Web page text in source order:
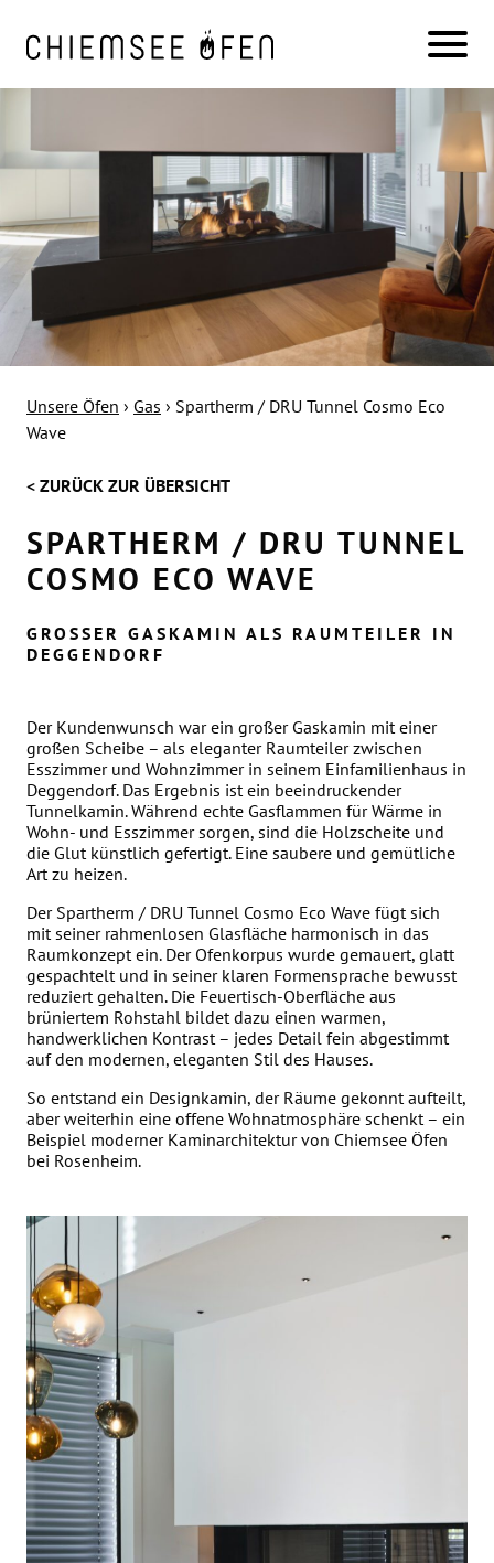
Unsere Öfen › Gas › Spartherm / DRU Tunnel Cosmo Eco
Wave
< ZURÜCK ZUR ÜBERSICHT
SPARTHERM / DRU TUNNEL
COSMO ECO WAVE
GROSSER GASKAMIN ALS RAUMTEILER IN D
EGGENDORF
Der Kundenwunsch war ein großer Gaskamin mit einer
großen Scheibe – als eleganter Raumteiler zwischen
Esszimmer und Wohnzimmer in seinem Einfamilienhaus in
Deggendorf. Das Ergebnis ist ein beeindruckender
Tunnelkamin. Während echte Gasflammen für Wärme in
Wohn- und Esszimmer sorgen, sind die Holzscheite und
die Glut künstlich gefertigt. Eine saubere und gemütliche
Art zu heizen.
Der Spartherm / DRU Tunnel Cosmo Eco Wave fügt sich
mit seiner rahmenlosen Glasfläche harmonisch in das
Raumkonzept ein. Der Ofenkorpus wurde gemauert, glatt
gespachtelt und in seiner klaren Formensprache bewusst
reduziert gehalten. Die Feuertisch-Oberfläche aus
brüniertem Rohstahl bildet dazu einen warmen,
handwerklichen Kontrast – jedes Detail fein abgestimmt
auf den modernen, eleganten Stil des Hauses.
So entstand ein Designkamin, der Räume gekonnt aufteilt,
aber weiterhin eine offene Wohnatmosphäre schenkt – ein
Beispiel moderner Kaminarchitektur von Chiemsee Öfen
bei Rosenheim.